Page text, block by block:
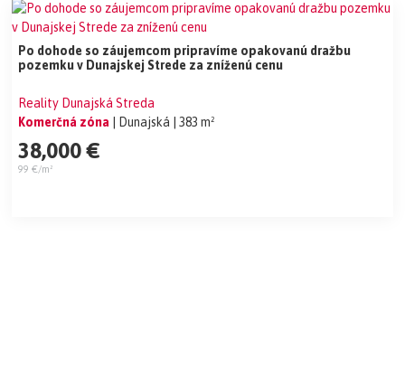
Po dohode so záujemcom pripravíme opakovanú dražbu
pozemku v Dunajskej Strede za zníženú cenu
Reality Dunajská Streda
Komerčná zóna
| Dunajská | 383 m²
38,000 €
99 €/m²